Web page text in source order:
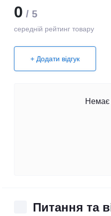
0 / 5
середній рейтинг товару
+ Додати відгук
Немає
Питання та